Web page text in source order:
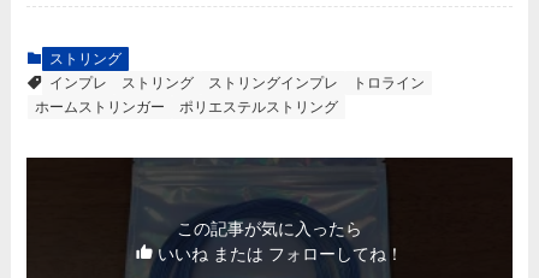
ストリング
インプレ
ストリング ストリングインプレ
トロライン
ホームストリンガー
ポリエステルストリング
この記事が気に入ったら
いいね または フォローしてね！